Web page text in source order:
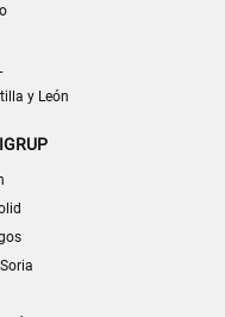
y León